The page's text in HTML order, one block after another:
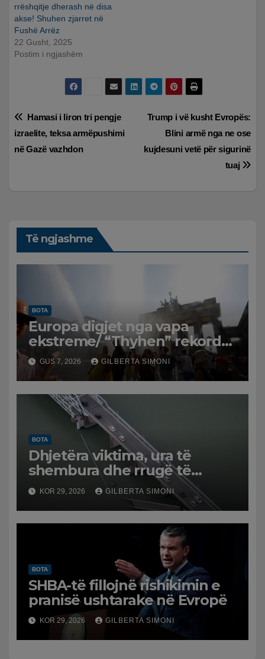
rrëshqitje dherash në disa
akse! Shuhen zjarret në
Fushë Arrëz
22 Gusht, 2025
Postim i ngjashëm
Lëvizje
te
Trump i vë kusht Evropës:
Blini armë nga ne ose
kujdesuni vetë për sigurinë
tuaj
Hamasi i liron tri pengje
izraelite, teksa armëpushimi
në Gazë vazhdon
Të ngjashme
BOTA
Europa digjet nga vapa
ekstreme/ “Thyhen” rekordet
e temperaturave, mijëra
viktima nga nxehtësia
GUS 7, 2026 GILBERTA SIMONI
BOTA
Dhjetëra viktima, ura të
shembura dhe rrugë të
dëmtuara! Japonia goditet
nga tërmeti i fuqishëm,
qindra mijëra të evakuuar
KOR 29, 2026 GILBERTA SIMONI
BOTA
SHBA-të fillojnë rishikimin e
pranisë ushtarake në Evropë
KOR 29, 2026 GILBERTA SIMONI